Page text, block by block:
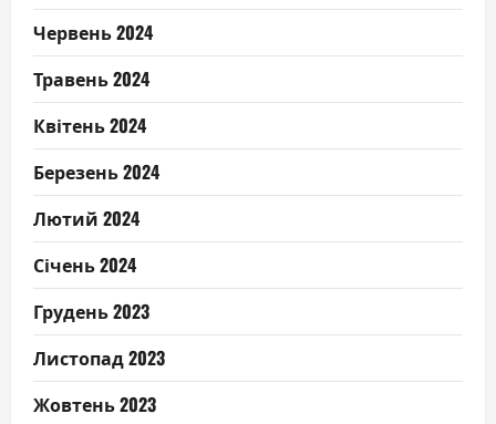
Червень 2024
Травень 2024
Квітень 2024
Березень 2024
Лютий 2024
Січень 2024
Грудень 2023
Листопад 2023
Жовтень 2023